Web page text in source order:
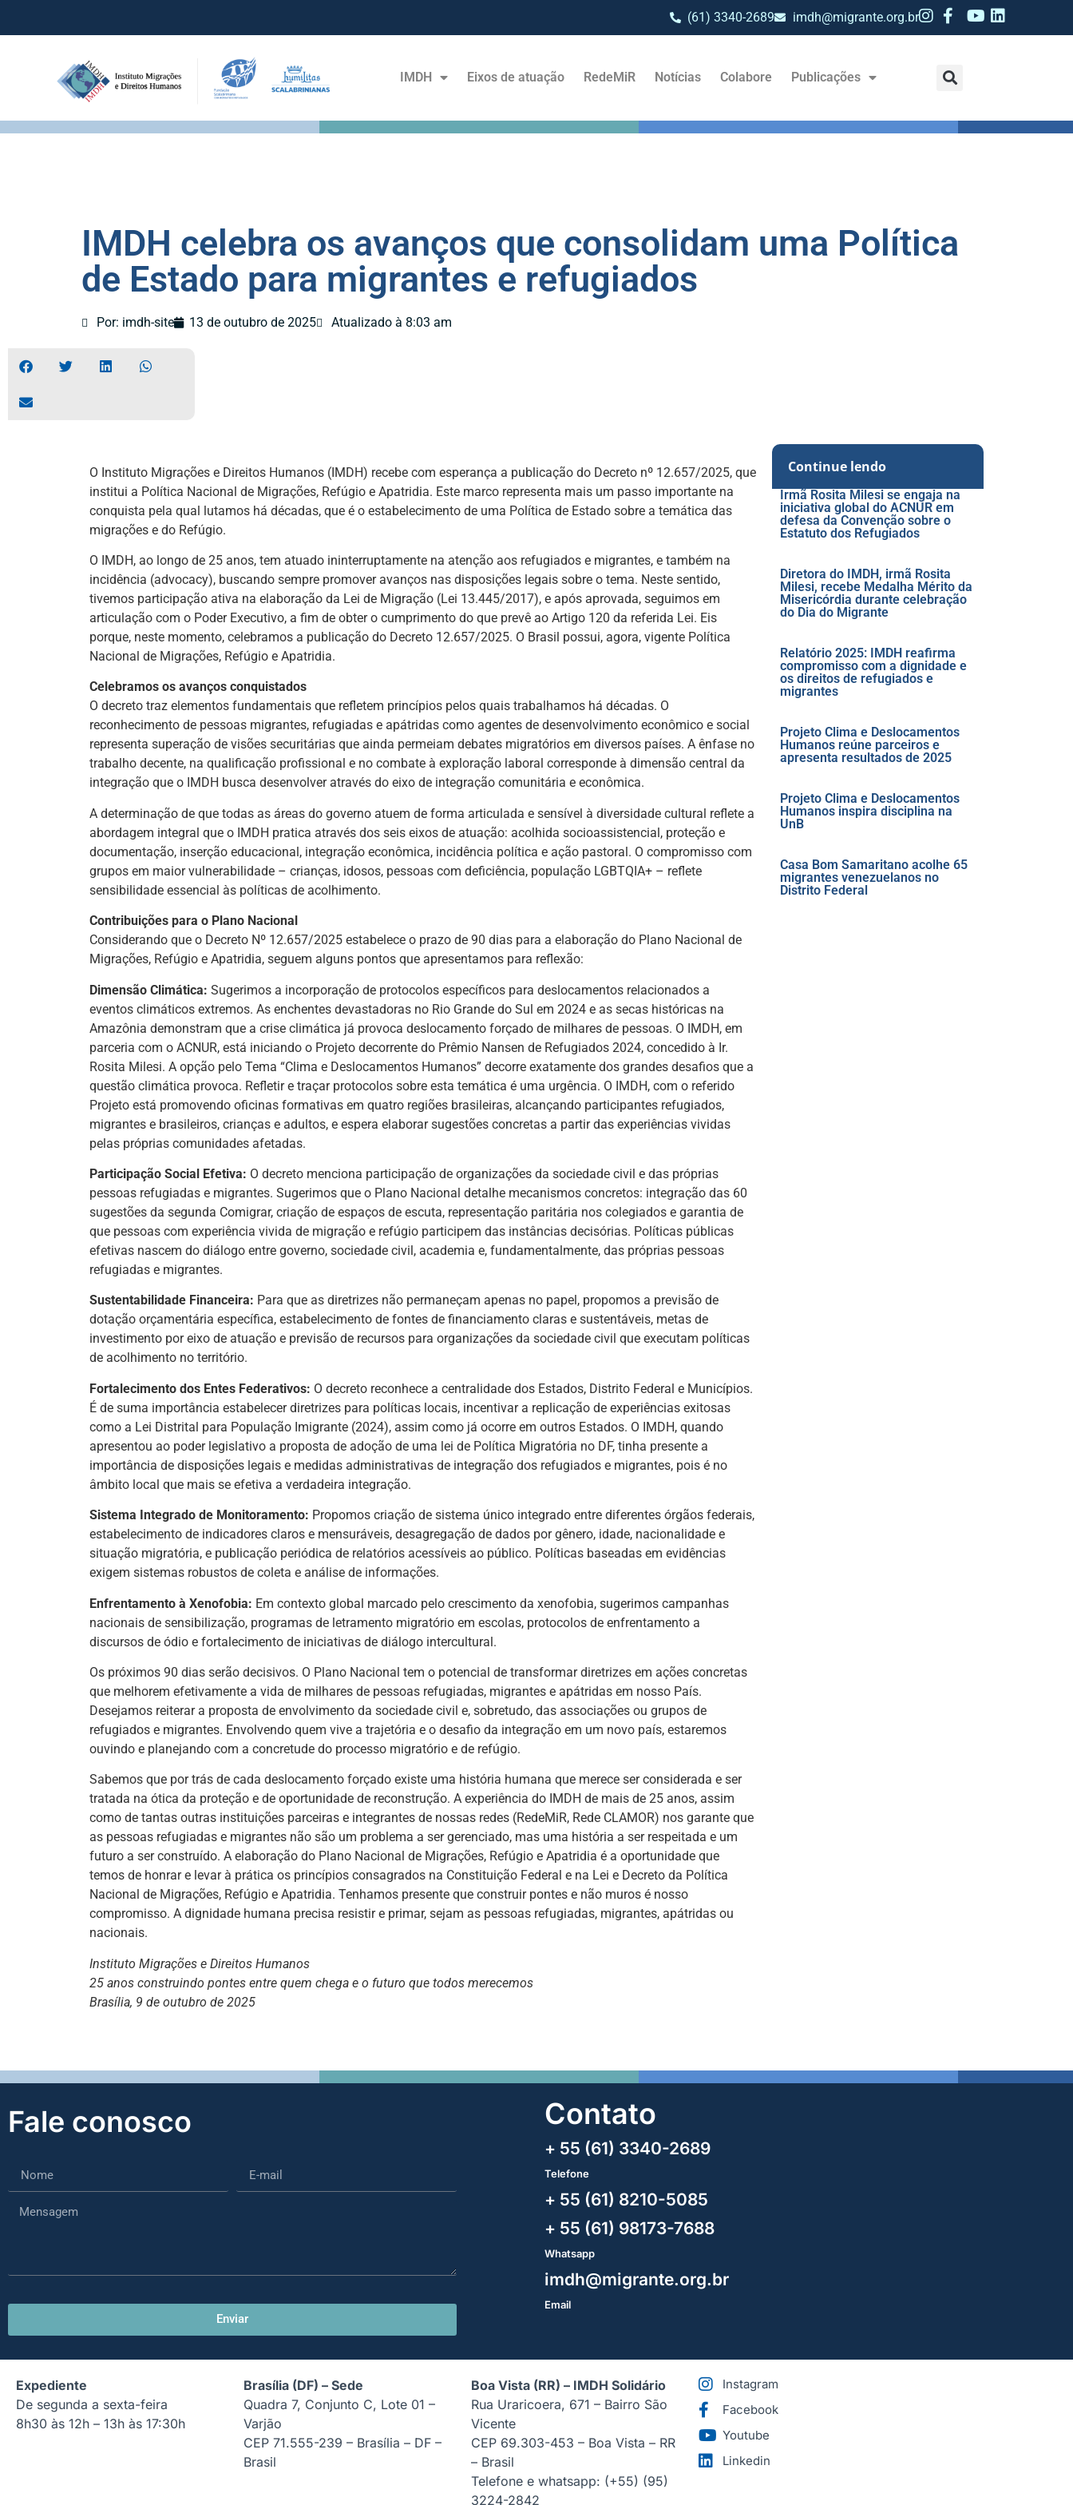
(61) 3340-2689 imdh@migrante.org.br
IMDH Eixos de atuação RedeMiR Notícias​ Colabore Publicações
IMDH celebra os avanços que consolidam uma Política
de Estado para migrantes e refugiados
Por: imdh-site 13 de outubro de 2025 Atualizado à 8:03 am
O Instituto Migrações e Direitos Humanos (IMDH) recebe com esperança a publicação do Decreto nº 12.657/2025, que
institui a Política Nacional de Migrações, Refúgio e Apatridia. Este marco representa mais um passo importante na
conquista pela qual lutamos há décadas, que é o estabelecimento de uma Política de Estado sobre a temática das
migrações e do Refúgio.
O IMDH, ao longo de 25 anos, tem atuado ininterruptamente na atenção aos refugiados e migrantes, e também na
incidência (advocacy), buscando sempre promover avanços nas disposições legais sobre o tema. Neste sentido,
tivemos participação ativa na elaboração da Lei de Migração (Lei 13.445/2017), e após aprovada, seguimos em
articulação com o Poder Executivo, a fim de obter o cumprimento do que prevê ao Artigo 120 da referida Lei. Eis
porque, neste momento, celebramos a publicação do Decreto 12.657/2025. O Brasil possui, agora, vigente Política
Nacional de Migrações, Refúgio e Apatridia.
Celebramos os avanços conquistados
O decreto traz elementos fundamentais que refletem princípios pelos quais trabalhamos há décadas. O
reconhecimento de pessoas migrantes, refugiadas e apátridas como agentes de desenvolvimento econômico e social
representa superação de visões securitárias que ainda permeiam debates migratórios em diversos países. A ênfase no
trabalho decente, na qualificação profissional e no combate à exploração laboral corresponde à dimensão central da
integração que o IMDH busca desenvolver através do eixo de integração comunitária e econômica.
A determinação de que todas as áreas do governo atuem de forma articulada e sensível à diversidade cultural reflete a
abordagem integral que o IMDH pratica através dos seis eixos de atuação: acolhida socioassistencial, proteção e
documentação, inserção educacional, integração econômica, incidência política e ação pastoral. O compromisso com
grupos em maior vulnerabilidade – crianças, idosos, pessoas com deficiência, população LGBTQIA+ – reflete
sensibilidade essencial às políticas de acolhimento.
Contribuições para o Plano Nacional
Considerando que o Decreto Nº 12.657/2025 estabelece o prazo de 90 dias para a elaboração do Plano Nacional de
Migrações, Refúgio e Apatridia, seguem alguns pontos que apresentamos para reflexão:
Dimensão Climática: Sugerimos a incorporação de protocolos específicos para deslocamentos relacionados a
eventos climáticos extremos. As enchentes devastadoras no Rio Grande do Sul em 2024 e as secas históricas na
Amazônia demonstram que a crise climática já provoca deslocamento forçado de milhares de pessoas. O IMDH, em
parceria com o ACNUR, está iniciando o Projeto decorrente do Prêmio Nansen de Refugiados 2024, concedido à Ir.
Rosita Milesi. A opção pelo Tema “Clima e Deslocamentos Humanos” decorre exatamente dos grandes desafios que a
questão climática provoca. Refletir e traçar protocolos sobre esta temática é uma urgência. O IMDH, com o referido
Projeto está promovendo oficinas formativas em quatro regiões brasileiras, alcançando participantes refugiados,
migrantes e brasileiros, crianças e adultos, e espera elaborar sugestões concretas a partir das experiências vividas
pelas próprias comunidades afetadas.
Participação Social Efetiva: O decreto menciona participação de organizações da sociedade civil e das próprias
pessoas refugiadas e migrantes. Sugerimos que o Plano Nacional detalhe mecanismos concretos: integração das 60
sugestões da segunda Comigrar, criação de espaços de escuta, representação paritária nos colegiados e garantia de
que pessoas com experiência vivida de migração e refúgio participem das instâncias decisórias. Políticas públicas
efetivas nascem do diálogo entre governo, sociedade civil, academia e, fundamentalmente, das próprias pessoas
refugiadas e migrantes.
Sustentabilidade Financeira: Para que as diretrizes não permaneçam apenas no papel, propomos a previsão de
dotação orçamentária específica, estabelecimento de fontes de financiamento claras e sustentáveis, metas de
investimento por eixo de atuação e previsão de recursos para organizações da sociedade civil que executam políticas
de acolhimento no território.
Fortalecimento dos Entes Federativos: O decreto reconhece a centralidade dos Estados, Distrito Federal e Municípios.
É de suma importância estabelecer diretrizes para políticas locais, incentivar a replicação de experiências exitosas
como a Lei Distrital para População Imigrante (2024), assim como já ocorre em outros Estados. O IMDH, quando
apresentou ao poder legislativo a proposta de adoção de uma lei de Política Migratória no DF, tinha presente a
importância de disposições legais e medidas administrativas de integração dos refugiados e migrantes, pois é no
âmbito local que mais se efetiva a verdadeira integração.
Sistema Integrado de Monitoramento: Propomos criação de sistema único integrado entre diferentes órgãos federais,
estabelecimento de indicadores claros e mensuráveis, desagregação de dados por gênero, idade, nacionalidade e
situação migratória, e publicação periódica de relatórios acessíveis ao público. Políticas baseadas em evidências
exigem sistemas robustos de coleta e análise de informações.
Enfrentamento à Xenofobia: Em contexto global marcado pelo crescimento da xenofobia, sugerimos campanhas
nacionais de sensibilização, programas de letramento migratório em escolas, protocolos de enfrentamento a
discursos de ódio e fortalecimento de iniciativas de diálogo intercultural.
Os próximos 90 dias serão decisivos. O Plano Nacional tem o potencial de transformar diretrizes em ações concretas
que melhorem efetivamente a vida de milhares de pessoas refugiadas, migrantes e apátridas em nosso País.
Desejamos reiterar a proposta de envolvimento da sociedade civil e, sobretudo, das associações ou grupos de
refugiados e migrantes. Envolvendo quem vive a trajetória e o desafio da integração em um novo país, estaremos
ouvindo e planejando com a concretude do processo migratório e de refúgio.
Sabemos que por trás de cada deslocamento forçado existe uma história humana que merece ser considerada e ser
tratada na ótica da proteção e de oportunidade de reconstrução. A experiência do IMDH de mais de 25 anos, assim
como de tantas outras instituições parceiras e integrantes de nossas redes (RedeMiR, Rede CLAMOR) nos garante que
as pessoas refugiadas e migrantes não são um problema a ser gerenciado, mas uma história a ser respeitada e um
futuro a ser construído. A elaboração do Plano Nacional de Migrações, Refúgio e Apatridia é a oportunidade que
temos de honrar e levar à prática os princípios consagrados na Constituição Federal e na Lei e Decreto da Política
Nacional de Migrações, Refúgio e Apatridia. Tenhamos presente que construir pontes e não muros é nosso
compromisso. A dignidade humana precisa resistir e primar, sejam as pessoas refugiadas, migrantes, apátridas ou
nacionais.
Instituto Migrações e Direitos Humanos
25 anos construindo pontes entre quem chega e o futuro que todos merecemos
Brasília, 9 de outubro de 2025
Continue lendo
Irmã Rosita Milesi se engaja na
iniciativa global do ACNUR em
defesa da Convenção sobre o
Estatuto dos Refugiados
Diretora do IMDH, irmã Rosita
Milesi, recebe Medalha Mérito da
Misericórdia durante celebração
do Dia do Migrante
Relatório 2025: IMDH reafirma
compromisso com a dignidade e
os direitos de refugiados e
migrantes
Projeto Clima e Deslocamentos
Humanos reúne parceiros e
apresenta resultados de 2025
Projeto Clima e Deslocamentos
Humanos inspira disciplina na
UnB
Casa Bom Samaritano acolhe 65
migrantes venezuelanos no
Distrito Federal
Fale conosco
Enviar
Contato
+ 55 (61) 3340-2689
Telefone
+ 55 (61) 8210-5085
+ 55 (61) 98173-7688
Whatsapp
imdh@migrante.org.br
Email
Expediente
De segunda a sexta-feira
8h30 às 12h – 13h às 17:30h
Brasília (DF) – Sede
Quadra 7, Conjunto C, Lote 01 –
Varjão
CEP 71.555-239 – Brasília – DF –
Brasil
Boa Vista (RR) – IMDH Solidário
Rua Uraricoera, 671 – Bairro São
Vicente
CEP 69.303-453 – Boa Vista – RR
– Brasil
Telefone e whatsapp: (+55) (95)
3224-2842
Instagram
Facebook
Youtube
Linkedin